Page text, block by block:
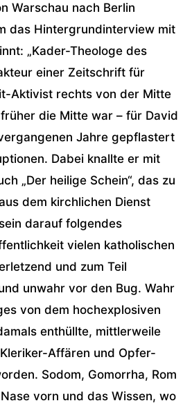
Warschau nach Berlin
das Hintergrundinterview mit
„Kader-Theologe des
einer Zeitschrift für
Aktivist rechts von der Mitte
die Mitte war – für David
Jahre gepflastert
Dabei knallte er mit
„Der heilige Schein“, das zu
dem kirchlichen Dienst
darauf folgendes
vielen katholischen
und zum Teil
unwahr vor den Bug. Wahr
von dem hochexplosiven
enthüllte, mittlerweile
Affären und Opfer-
Sodom, Gomorrha, Rom
vorn und das Wissen, wo